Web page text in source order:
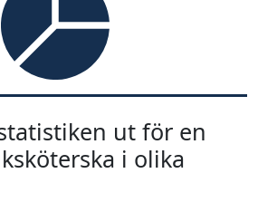
ut för en
i olika